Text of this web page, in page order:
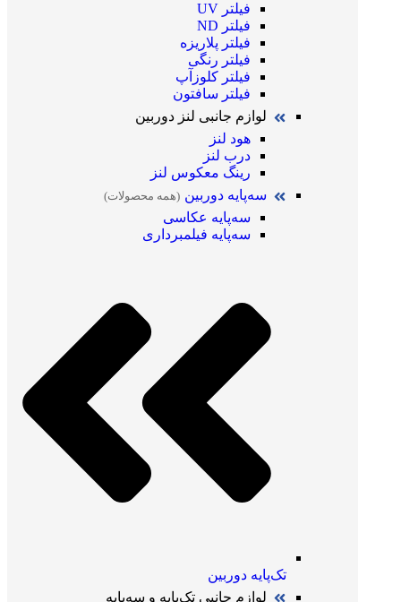
فیلتر UV
فیلتر ND
فیلتر پلاریزه
فیلتر رنگی
فیلتر کلوزآپ
فیلتر سافتون
لوازم جانبی لنز دوربین
هود لنز
درب لنز
رینگ معکوس لنز
سه‌پایه دوربین (همه محصولات)
سه‌پایه عکاسی
سه‌پایه فیلمبرداری
تک‌پایه دوربین
لوازم جانبی تک‌پایه و سه‌پایه